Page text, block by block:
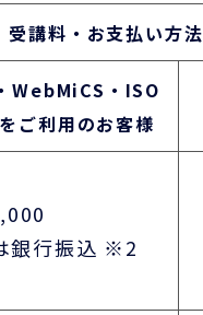
受講料・お支払い方法
WebMiCS・ISO
ご利用のお客様
銀行振込 ※2